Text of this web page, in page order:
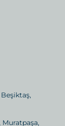
Beşiktaş,
Muratpaşa,